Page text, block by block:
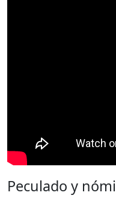
Peculado y